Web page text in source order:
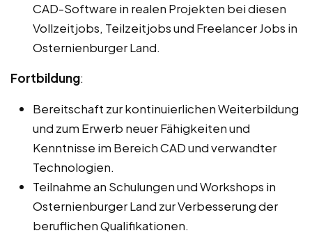
CAD-Software in realen Projekten bei diesen
Vollzeitjobs, Teilzeitjobs und Freelancer Jobs in
Osternienburger Land.
Fortbildung:
Bereitschaft zur kontinuierlichen Weiterbildung
und zum Erwerb neuer Fähigkeiten und
Kenntnisse im Bereich CAD und verwandter
Technologien.
Teilnahme an Schulungen und Workshops in
Osternienburger Land zur Verbesserung der
beruflichen Qualifikationen.